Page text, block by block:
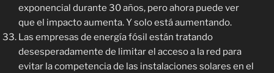
exponencial durante 30 años, pero ahora puede ver
que el impacto aumenta. Y solo está aumentando.
Las empresas de energía fósil están tratando
desesperadamente de limitar el acceso a la red para
evitar la competencia de las instalaciones solares en el